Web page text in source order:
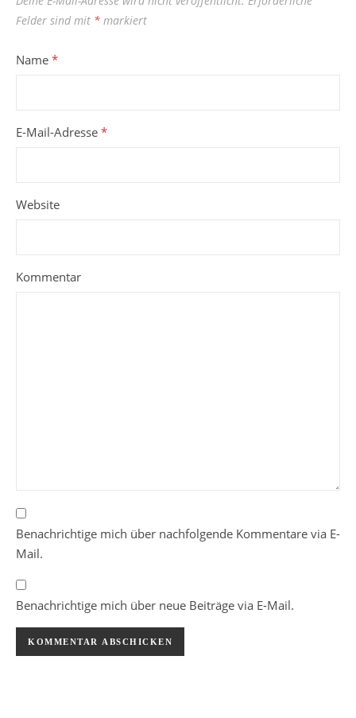
Felder sind mit * markiert
Name *
E-Mail-Adresse *
Website
Kommentar
Benachrichtige mich über nachfolgende Kommentare via E-
Mail.
Benachrichtige mich über neue Beiträge via E-Mail.